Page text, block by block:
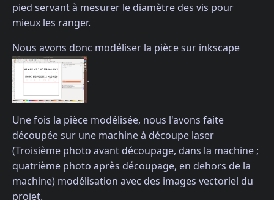
pied servant à mesurer le diamètre des vis pour
mieux les ranger.
Nous avons donc modéliser la pièce sur inkscape
.
Une fois la pièce modélisée, nous l'avons faite
découpée sur une machine à découpe laser
(Troisième photo avant découpage, dans la machine ;
quatrième photo après découpage, en dehors de la
machine) modélisation avec des images vectoriel du
projet.